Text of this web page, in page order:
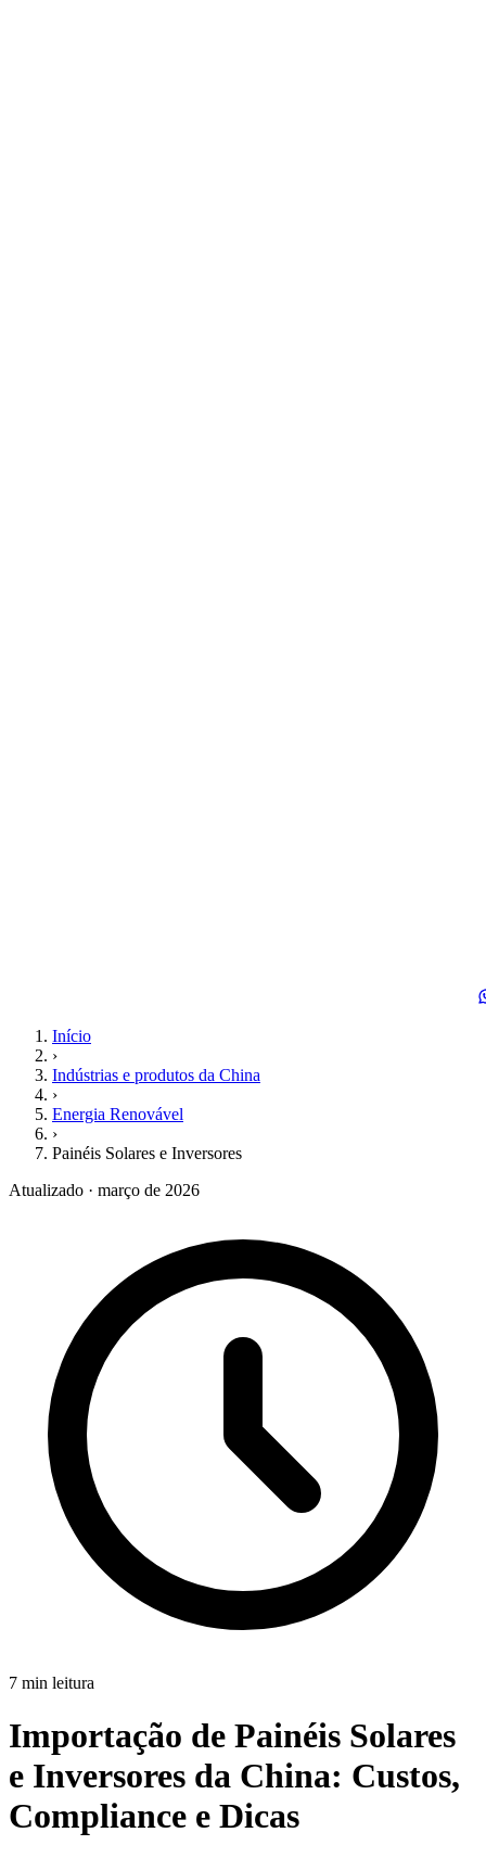
Início
›
Indústrias e produtos da China
›
Energia Renovável
›
Painéis Solares e Inversores
Atualizado · março de 2026
7 min leitura
Importação de Painéis Solares
e Inversores da China: Custos,
Compliance e Dicas